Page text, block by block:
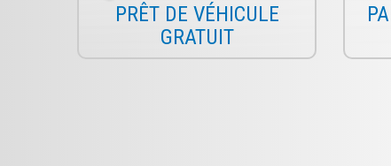
PRÊT DE VÉHICULE
GRATUIT